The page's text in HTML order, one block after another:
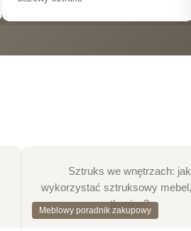
Sztruks we wnętrzach: jak
wykorzystać sztruksowy
tkaninę?
Meblowy poradnik zakupowy